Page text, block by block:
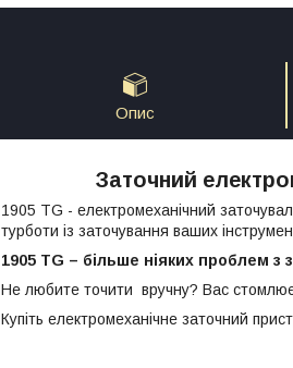
Опис
Заточний
1905 TG - електромеханічний
турботи із заточування ваших
1905 TG – більше ніяких проблем з
Не любите точити вручну? Вас
Купіть електромеханічне заточний